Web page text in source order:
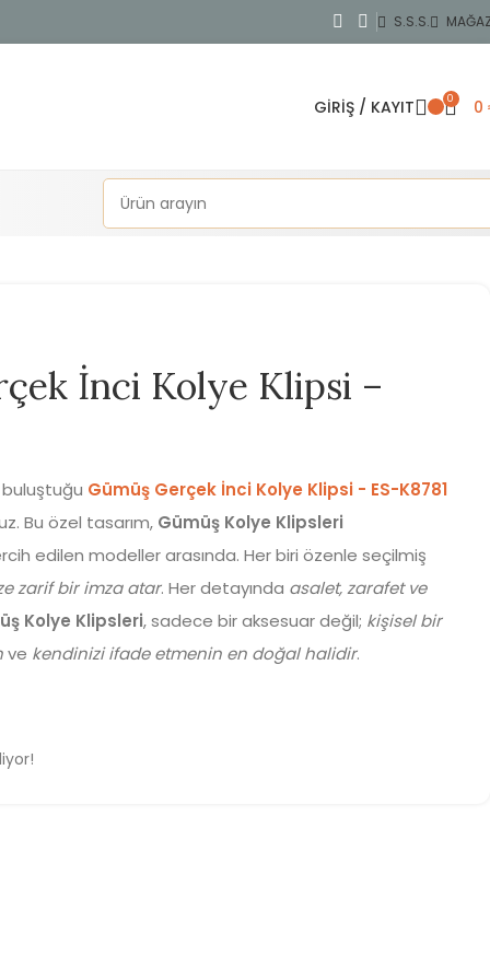
S.S.S.
GIRIŞ / KAYIT 0 0
İnci Kolye Klipsi –
buluştuğu Gümüş Gerçek İnci Kolye Klipsi - ES-K8781
Bu özel tasarım, Gümüş Kolye Klipsleri
edilen modeller arasında. Her biri özenle seçilmiş
zarif bir imza atar. Her detayında asalet, zarafet ve
Kolye Klipsleri, sadece bir aksesuar değil; kişisel bir
ve kendinizi ifade etmenin en doğal halidir.